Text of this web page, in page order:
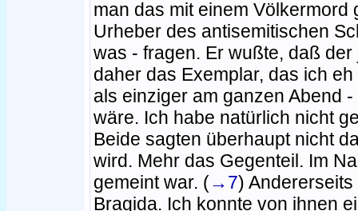
man das mit einem
Urheber des antisemitischen
was - fragen. Er wußte, daß
daher das Exemplar, das ich
als einziger am ganzen Abend
wäre. Ich habe natürlich nicht
Beide sagten überhaupt nicht
wird. Mehr das Gegenteil. Im
gemeint war. (→7)
Bragida. Ich konnte von ihnen